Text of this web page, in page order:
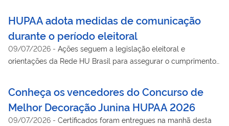
HUPAA adota medidas de comunicação
durante o período eleitoral
09/07/2026 - Ações seguem a legislação eleitoral e
orientações da Rede HU Brasil para assegurar o cumprimento
Conheça os vencedores do Concurso de
Melhor Decoração Junina HUPAA 2026
09/07/2026 - Certificados foram entregues na manhã desta